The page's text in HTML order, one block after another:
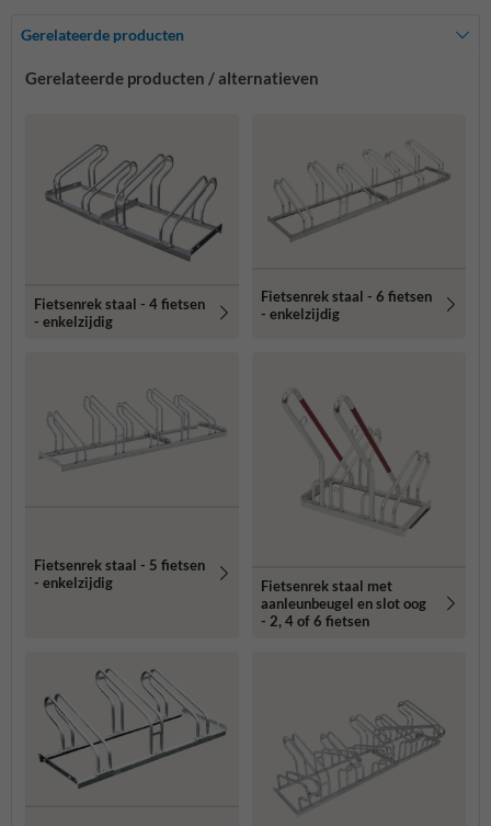
Gerelateerde producten
Gerelateerde producten / alternatieven
Fietsenrek staal - 4 fietsen
- enkelzijdig
Fietsenrek staal - 6 fietsen
- enkelzijdig
Fietsenrek staal - 5 fietsen
- enkelzijdig
Fietsenrek staal met
aanleunbeugel en slot oog
- 2, 4 of 6 fietsen